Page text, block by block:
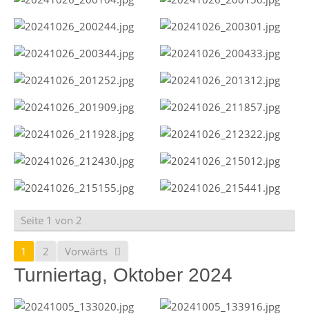
Seite 1 von 2
1 2 Vorwärts
Turniertag, Oktober 2024